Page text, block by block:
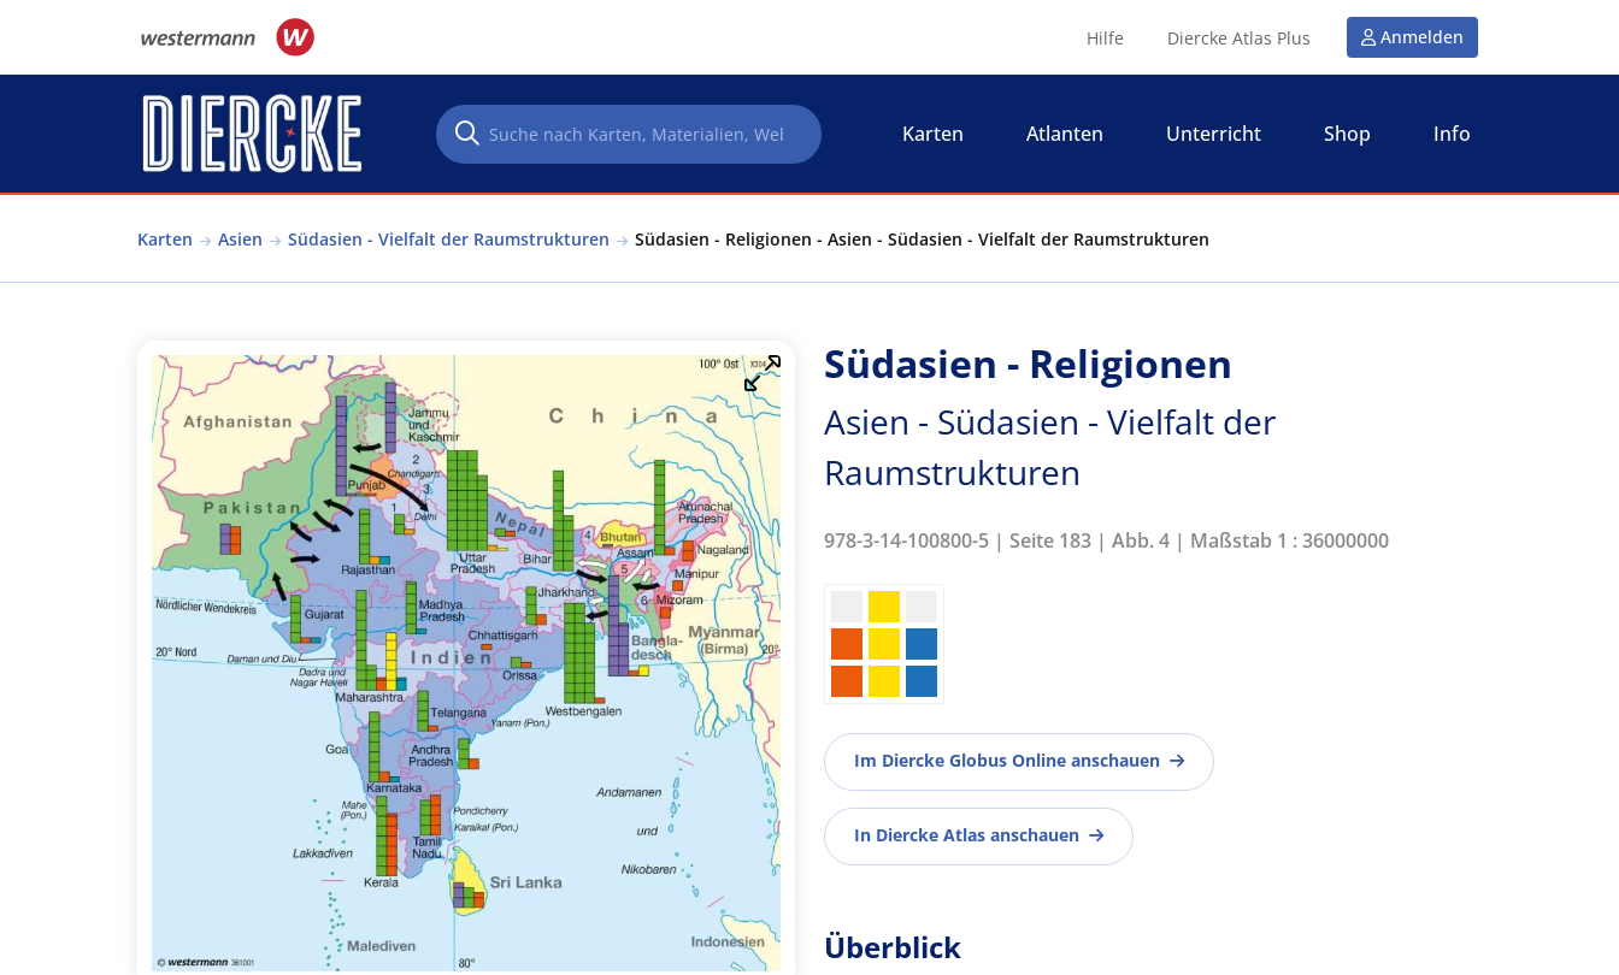
Hilfe Diercke Atlas Plus Anmelden
Karten Atlanten Unterricht Shop Info
Karten Asien Südasien - Vielfalt der Raumstrukturen Südasien - Religionen - Asien - Südasien - Vielfalt der Raumstrukturen
Südasien - Religionen
Asien - Südasien - Vielfalt der
Raumstrukturen
978-3-14-100800-5 | Seite 183 | Abb. 4 | Maßstab 1 : 36000000
Im Diercke Globus Online anschauen
In Diercke Atlas anschauen
Überblick